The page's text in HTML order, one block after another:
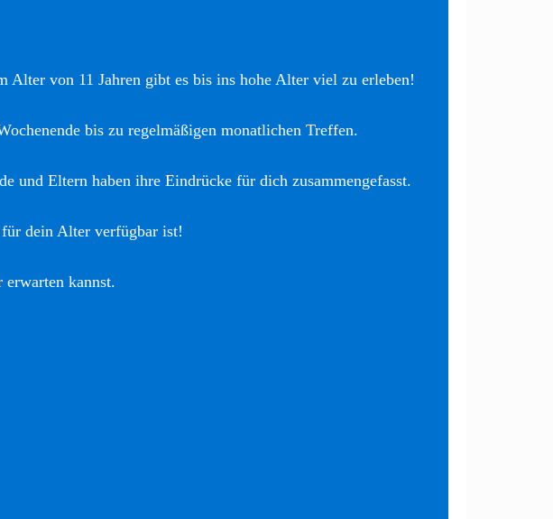
von 11 Jahren gibt es bis ins hohe Alter viel zu erleben!
bis zu regelmäßigen monatlichen Treffen.
und Eltern haben ihre Eindrücke für dich zusammengefasst.
dein Alter verfügbar ist!
kannst.